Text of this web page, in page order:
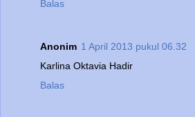
Balas
Anonim 1 April 2013 pukul 06.32
Karlina Oktavia Hadir
Balas